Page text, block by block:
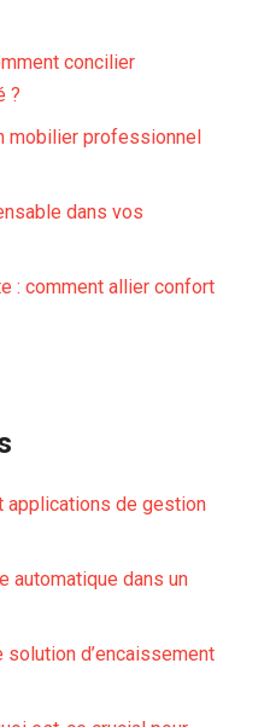
concilier
?
mobilier professionnel
dans vos
: comment allier confort
de gestion
automatique dans un
d’encaissement